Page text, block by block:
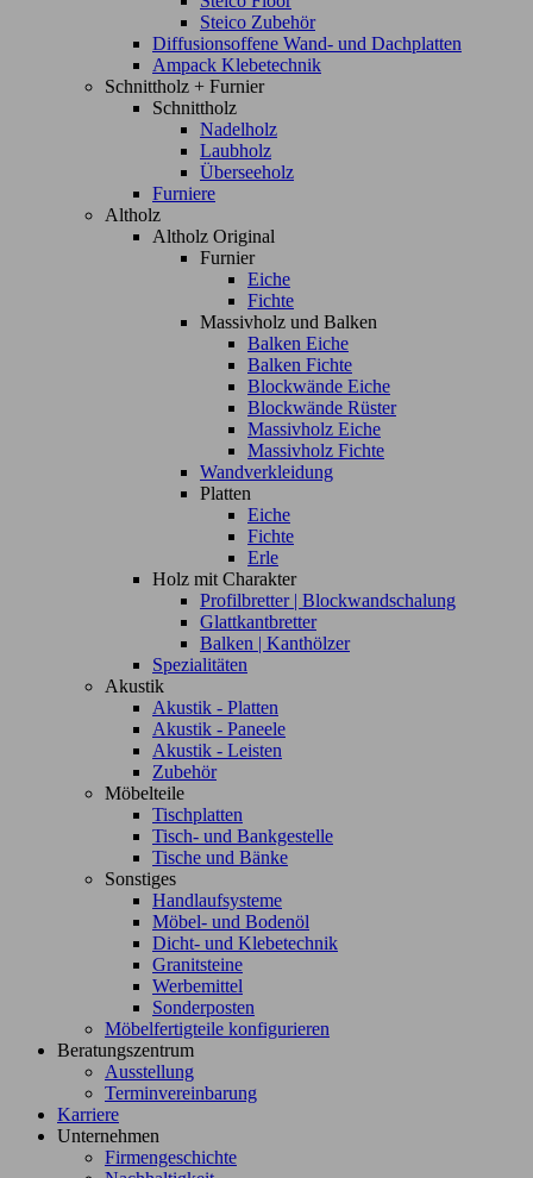
Steico Zubehör
Diffusionsoffene Wand- und Dachplatten
Ampack Klebetechnik
Schnittholz + Furnier
Schnittholz
Nadelholz
Laubholz
Überseeholz
Furniere
Altholz
Altholz Original
Furnier
Eiche
Fichte
Massivholz und Balken
Balken Eiche
Balken Fichte
Blockwände Eiche
Blockwände Rüster
Massivholz Eiche
Massivholz Fichte
Wandverkleidung
Platten
Eiche
Fichte
Erle
Holz mit Charakter
Profilbretter | Blockwandschalung
Glattkantbretter
Balken | Kanthölzer
Spezialitäten
Akustik
Akustik - Platten
Akustik - Paneele
Akustik - Leisten
Zubehör
Möbelteile
Tischplatten
Tisch- und Bankgestelle
Tische und Bänke
Sonstiges
Handlaufsysteme
Möbel- und Bodenöl
Dicht- und Klebetechnik
Granitsteine
Werbemittel
Sonderposten
Möbelfertigteile konfigurieren
Beratungszentrum
Ausstellung
Terminvereinbarung
Karriere
Unternehmen
Firmengeschichte